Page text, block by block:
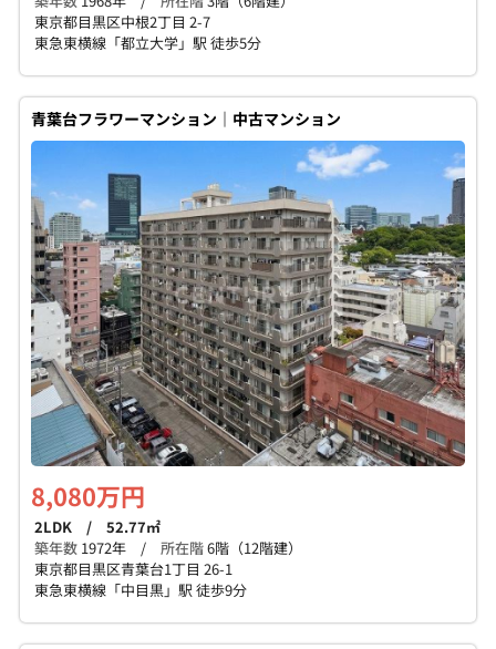
東京都目黒区中根2丁目 2-7
東急東横線「都立大学」駅 徒歩5分
青葉台フラワーマンション｜中古マンション
8,080万円
2LDK / 52.77㎡
築年数 1972年 / 所在階6階（12階建）
東京都目黒区青葉台1丁目 26-1
東急東横線「中目黒」駅 徒歩9分